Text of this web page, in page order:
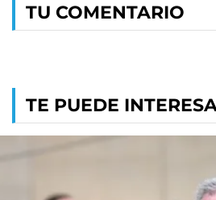
TU COMENTARIO
TE PUEDE